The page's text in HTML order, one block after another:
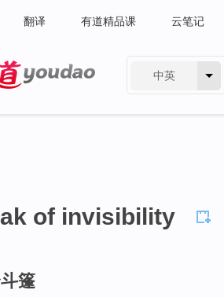
翻译 有道精品课 云笔记
中英
of invisibility
篷